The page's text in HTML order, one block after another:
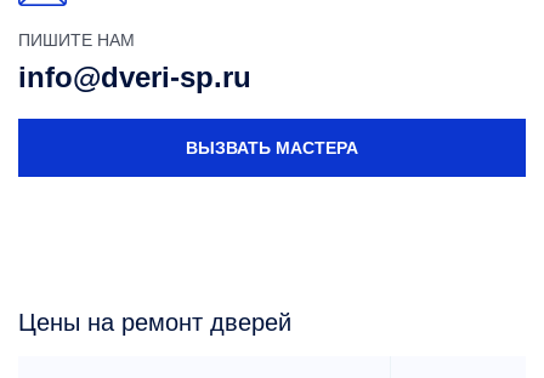
ПИШИТЕ НАМ
info@dveri-sp.ru
ВЫЗВАТЬ МАСТЕРА
Цены на ремонт дверей